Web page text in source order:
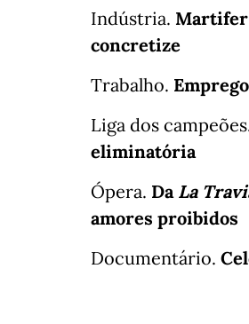
Indústria. Martifer
concretize
Trabalho.
Liga dos
eliminatória
Ópera. Da La
amores proibidos
Documentário.